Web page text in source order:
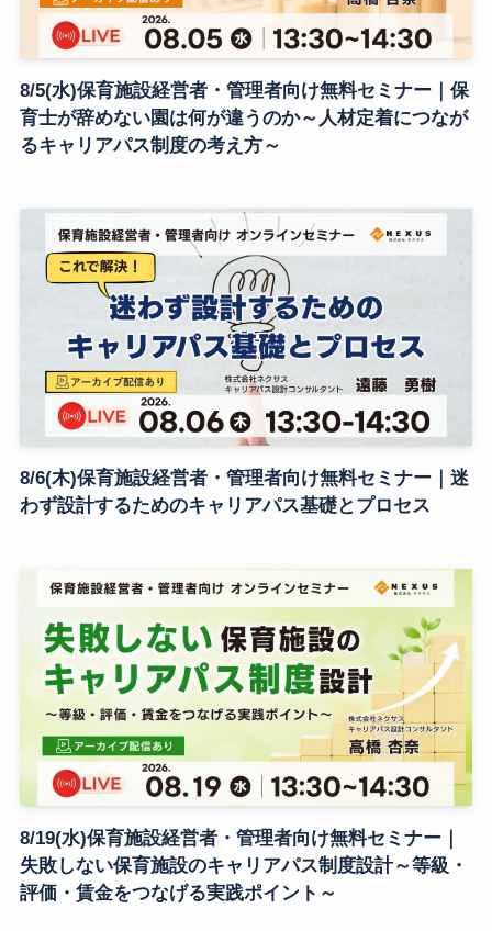
8/5(水)保育施設経営者・管理者向け無料セミナー｜保
育士が辞めない園は何が違うのか～人材定着につなが
るキャリアパス制度の考え方～
8/6(木)保育施設経営者・管理者向け無料セミナー｜迷
わず設計するためのキャリアパス基礎とプロセス
8/19(水)保育施設経営者・管理者向け無料セミナー｜
失敗しない保育施設のキャリアパス制度設計～等級・
評価・賃金をつなげる実践ポイント～